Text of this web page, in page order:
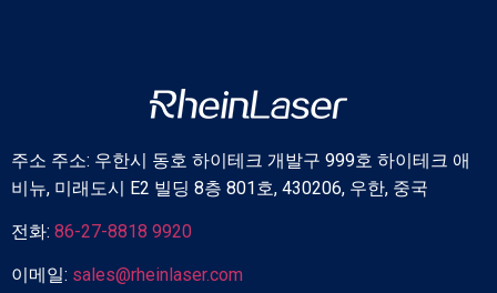
주소 주소: 우한시 동호 하이테크 개발구 999호 하이테크 애
비뉴, 미래도시 E2 빌딩 8층 801호, 430206, 우한, 중국
전화: 86-27-8818 9920
이메일: sales@rheinlaser.com